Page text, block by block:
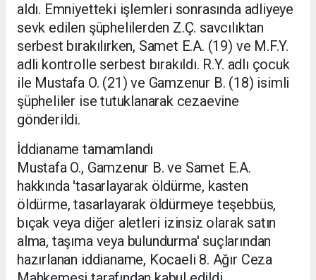
aldı. Emniyetteki işlemleri sonrasında adliyeye
sevk edilen şüphelilerden Z.Ç. savcılıktan
serbest bırakılırken, Samet E.A. (19) ve M.F.Y.
adli kontrolle serbest bırakıldı. R.Y. adlı çocuk
ile Mustafa O. (21) ve Gamzenur B. (18) isimli
şüpheliler ise tutuklanarak cezaevine
gönderildi.
İddianame tamamlandı
Mustafa O., Gamzenur B. ve Samet E.A.
hakkında 'tasarlayarak öldürme, kasten
öldürme, tasarlayarak öldürmeye teşebbüs,
bıçak veya diğer aletleri izinsiz olarak satın
alma, taşıma veya bulundurma' suçlarından
hazırlanan iddianame, Kocaeli 8. Ağır Ceza